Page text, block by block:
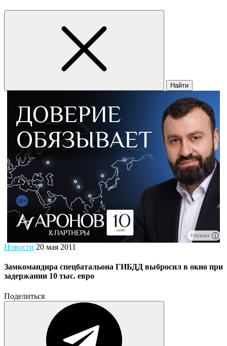
Найти
Реклама
Новости 20 мая 2011
Замкомандира спецбатальона ГИБДД выбросил в окно при
задержании 10 тыс. евро
Поделиться